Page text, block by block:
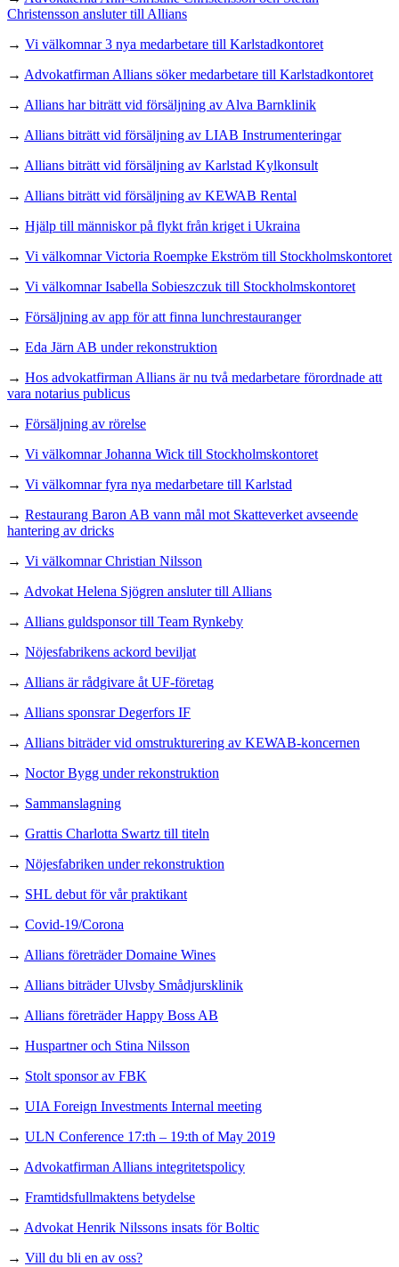
Christensson ansluter till Allians
→ Vi välkomnar 3 nya medarbetare till Karlstadkontoret
→ Advokatfirman Allians söker medarbetare till Karlstadkontoret
→ Allians har biträtt vid försäljning av Alva Barnklinik
→ Allians biträtt vid försäljning av LIAB Instrumenteringar
→ Allians biträtt vid försäljning av Karlstad Kylkonsult
→ Allians biträtt vid försäljning av KEWAB Rental
→ Hjälp till människor på flykt från kriget i Ukraina
→ Vi välkomnar Victoria Roempke Ekström till Stockholmskontoret
→ Vi välkomnar Isabella Sobieszczuk till Stockholmskontoret
→ Försäljning av app för att finna lunchrestauranger
→ Eda Järn AB under rekonstruktion
→ Hos advokatfirman Allians är nu två medarbetare förordnade att
vara notarius publicus
→ Försäljning av rörelse
→ Vi välkomnar Johanna Wick till Stockholmskontoret
→ Vi välkomnar fyra nya medarbetare till Karlstad
→ Restaurang Baron AB vann mål mot Skatteverket avseende
hantering av dricks
→ Vi välkomnar Christian Nilsson
→ Advokat Helena Sjögren ansluter till Allians
→ Allians guldsponsor till Team Rynkeby
→ Nöjesfabrikens ackord beviljat
→ Allians är rådgivare åt UF-företag
→ Allians sponsrar Degerfors IF
→ Allians biträder vid omstrukturering av KEWAB-koncernen
→ Noctor Bygg under rekonstruktion
→ Sammanslagning
→ Grattis Charlotta Swartz till titeln
→ Nöjesfabriken under rekonstruktion
→ SHL debut för vår praktikant
→ Covid-19/Corona
→ Allians företräder Domaine Wines
→ Allians biträder Ulvsby Smådjursklinik
→ Allians företräder Happy Boss AB
→ Huspartner och Stina Nilsson
→ Stolt sponsor av FBK
→ UIA Foreign Investments Internal meeting
→ ULN Conference 17:th – 19:th of May 2019
→ Advokatfirman Allians integritetspolicy
→ Framtidsfullmaktens betydelse
→ Advokat Henrik Nilssons insats för Boltic
→ Vill du bli en av oss?